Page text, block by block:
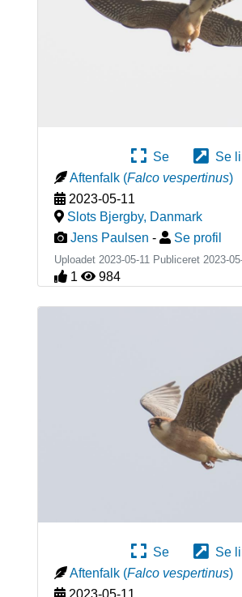
Se
Se
Aftenfalk (Falco vespertinus)
2023-05-11
Slots Bjergby, Danmark
Jens Paulsen - Se profil
Uploadet 2023-05-11 Publiceret 2023-
1 984
Se
Se
Aftenfalk (Falco vespertinus)
2023-05-11